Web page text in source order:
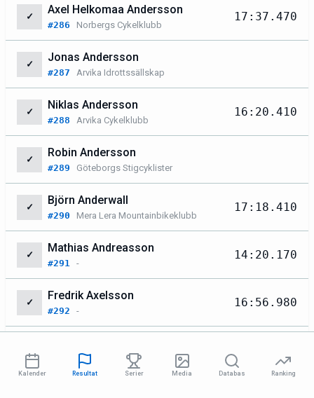
✓
Axel Helkomaa Andersson
#286 Norbergs Cykelklubb
17:37.470
✓
Jonas Andersson
#287 Arvika Idrottssällskap
✓
Niklas Andersson
#288 Arvika Cykelklubb
16:20.410
✓
Robin Andersson
#289 Göteborgs Stigcyklister
✓
Björn Anderwall
#290 Mera Lera Mountainbikeklubb
17:18.410
✓
Mathias Andreasson
#291 -
14:20.170
✓
Fredrik Axelsson
#292 -
16:56.980
Team pilsner
Kalender Resultat Serier Media Databas Ranking